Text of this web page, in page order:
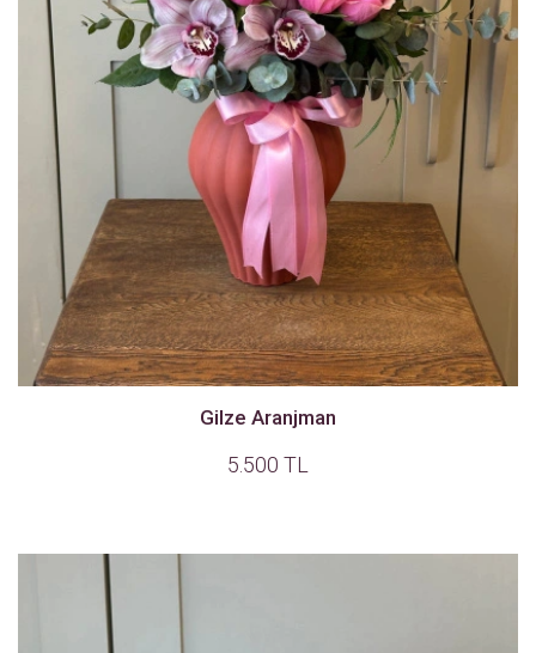
Gilze Aranjman
5.500 TL